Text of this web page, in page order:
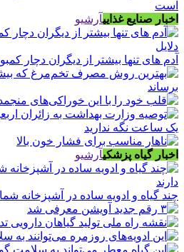
اخبار صنایع غذاییآرشیو
آدم های تنها بیشتر از دیگران دچار
اخبار گیاه پزشکیآرشیو
چند گیاه و ادویه ساده در آشپزخانه